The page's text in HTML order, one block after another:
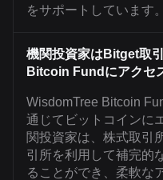
をサポートしています。
機関投資家はBitget取
Bitcoin Fundにアクセ
WisdomTree Bitcoin
通じてビットコインに
関投資家は、株式取引
引所を利用して補完的
ることができ、柔軟な